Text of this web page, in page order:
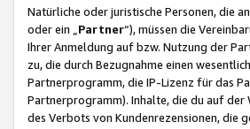
Natürliche oder juristische Personen, die
oder ein „Partner“), müssen die
Ihrer Anmeldung auf bzw. Nutzung der
zu, die durch Bezugnahme einen
Partnerprogramm, die IP-Lizenz für das
Partnerprogramm). Inhalte, die du auf der
des Verbots von Kundenrezensionen,